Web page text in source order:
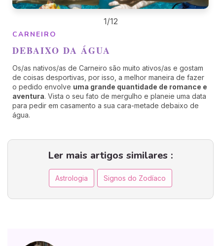
CARNEIRO
DEBAIXO DA ÁGUA
Os/as nativos/as de Carneiro são muito ativos/as e gostam
de coisas desportivas, por isso, a melhor maneira de fazer
o pedido envolve uma grande quantidade de romance e
aventura. Vista o seu fato de mergulho e planeie uma data
para pedir em casamento a sua cara-metade debaixo de
água.
1/12
Ler mais artigos similares :
Astrologia Signos do Zodíaco